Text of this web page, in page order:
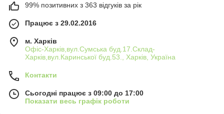
99% позитивних з 363 відгуків за рік
Працює з 29.02.2016
м. Харків
Офіс-Харків,вул.Сумська буд.17.Склад-
Харків,вул.Каринської буд.53., Харків, Україна
Контакти
Сьогодні працює з 09:00 до 17:00
Показати весь графік роботи